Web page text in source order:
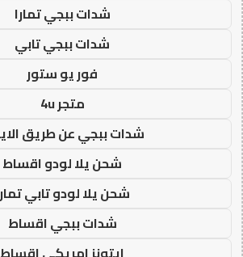
شدات ببجي تمارا
شدات ببجي تابي
فور يو ستور
متجر 4u
شدات ببجي عن طريق
شحن يلا لودو اقساط
شحن يلا لودو تابي
شدات ببجي اقساط